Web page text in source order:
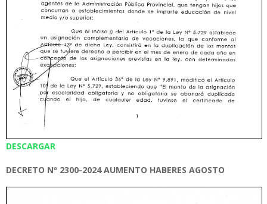
DESCARGAR
DECRETO Nº 2300-2024 AUMENTO HABERES AGOSTO